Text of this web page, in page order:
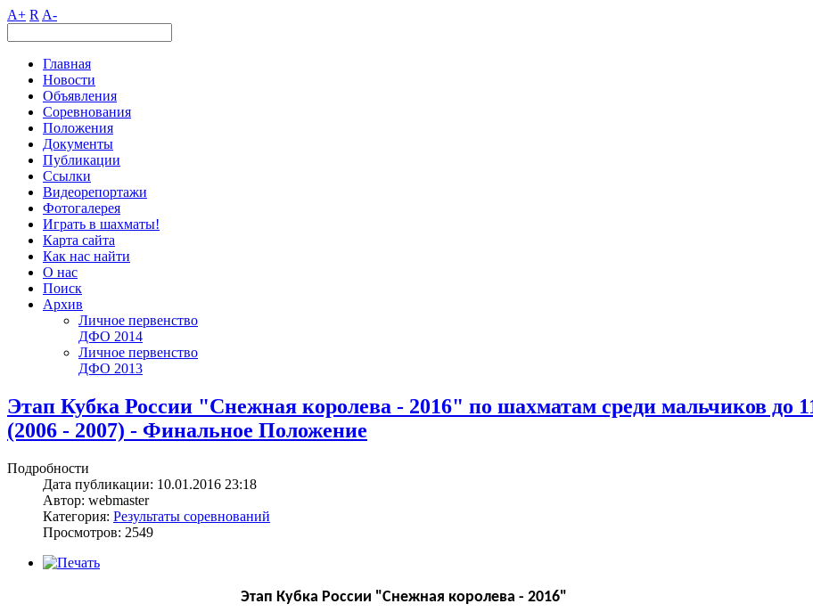
A+ R A-
Главная
Новости
Объявления
Соревнования
Положения
Документы
Публикации
Ссылки
Видеорепортажи
Фотогалерея
Играть в шахматы!
Карта сайта
Как нас найти
О нас
Поиск
Архив
Личное первенство
ДФО 2014
Личное первенство
ДФО 2013
Этап Кубка России "Снежная королева - 2016" по шахматам среди мальчиков до
(2006 - 2007) - Финальное Положение
Подробности
Дата публикации: 10.01.2016 23:18
Автор: webmaster
Категория: Результаты соревнований
Просмотров: 2549
Этап Кубка России "Снежная королева - 2016"